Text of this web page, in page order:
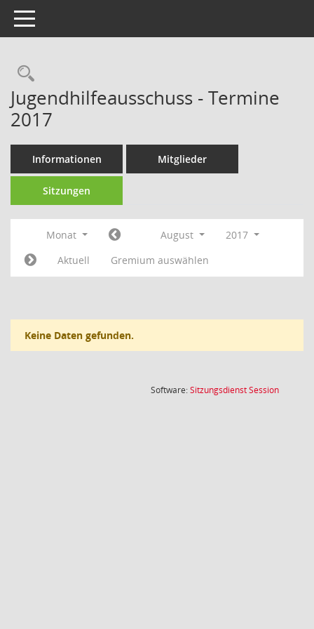
Toggle navigation
Rechercheauswahl
Jugendhilfeausschuss - Termine
2017
Informationen Mitglieder
Sitzungen
Monat August
2017
Aktuell
Gremium auswählen
Keine Daten gefunden.
Software:SitzungsdienstSession(Wird in